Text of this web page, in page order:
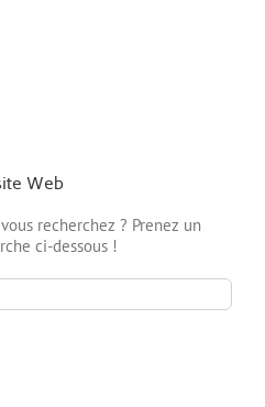
Web
recherchez ? Prenez un
ci-dessous !